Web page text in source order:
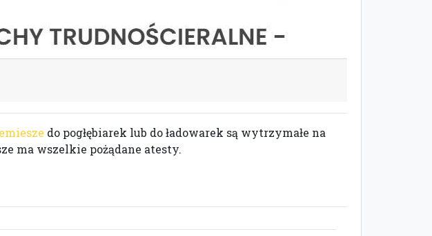
do pogłębiarek lub do ładowarek są wytrzymałe na
ma wszelkie pożądane atesty.